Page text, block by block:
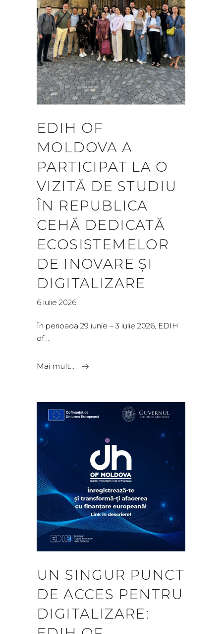
EDIH OF
MOLDOVA A
PARTICIPAT LA O
VIZITĂ DE STUDIU
ÎN REPUBLICA
CEHĂ DEDICATĂ
ECOSISTEMELOR
DE INOVARE ȘI
DIGITALIZARE
6 iulie 2026
În perioada 29 iunie – 3 iulie 2026, EDIH
of
Mai mult...
UN SINGUR PUNCT
DE ACCES PENTRU
DIGITALIZARE: